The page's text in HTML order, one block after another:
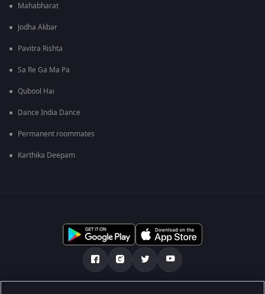
Mahabharat
Jodha Akbar
Pavitra Rishta
Sa Re Ga Ma Pa
Qubool Hai
Dance India Dance
Permanent roommates
Karthika Deepam